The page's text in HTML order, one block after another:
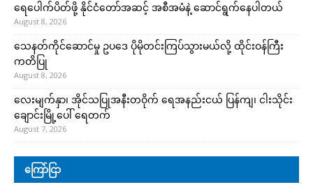
ရေပေါက်ပိတ်ဖို့ နိုင်ငံတော်အဆင့် အစီအမံနဲ့ ဆောင်ရွက်နေပါတယ်
August 8, 2026
သေနတ်ကိုင်ဆောင်မှု ဥပဒေ ပိုမိုတင်းကြပ်သွားမယ်လို့ ထိုင်းဝန်ကြီး
ကတိပြု
August 8, 2026
လေးမျက်နှာ၊ အိုင်သပြုအနီးတဝိုက် ရေအနည်းငယ် ပြန်ကျ၊ ငါးသိုင်း
ချောင်းမြို့ပေါ် ရေတက်
August 7, 2026
ကြော်ငြာ